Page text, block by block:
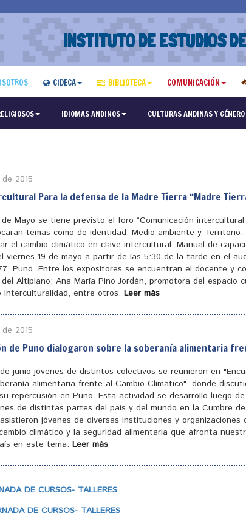
INSTITUTO DE ESTUDIOS
CIDECA BIBLIOTECA COMUNICACIÓN
IDIOMAS ANDINOS CULTURAS ANDINAS Y GÉNERO
2015
Para la defensa de la Madre Tierra “Madre
Mayo se tiene previsto el foro “Comunicación
temas como de identidad, Medio ambiente y
el cambio climático en clave intercultural. Manual de
viernes 19 de mayo a partir de las 5:30 de la tarde en el
Puno. Entre los expositores se encuentran el docente y
del Altiplano; Ana María Pino Jordán, promotora del espacio
Interculturalidad, entre otros. Leer más
2015
de Puno dialogaron sobre la soberanía alimentaria
junio jóvenes de distintos colectivos se reunieron en
alimentaria frente al Cambio Climático", donde
repercusión en Puno. Esta actividad se desarrolló luego
de distintas partes del país y del mundo en la Cumbre
jóvenes de diversas instituciones y organizaciones
climático y la seguridad alimentaria que afronta
en este tema. Leer más
DE CURSOS- TALLERES
DE CURSOS- TALLERES